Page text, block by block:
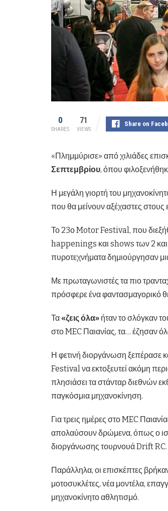
0
SHARES
71
VIEWS
Share on
«Πλημμύρισε» από χιλιάδες
Σεπτεμβρίου, όπου
Η μεγάλη γιορτή του
που θα μείνουν αξέχαστες στους
Το 23ο Motor Festival, που
happenings και shows των 2 και
πυροτεχνήματα δημιούργησαν
Με πρωταγωνιστές τα πιο
πρόσφερε ένα φαντασμαγορικό
Τα «ζεις όλα» ήταν το σλόγκαν
στο MEC Παιανίας, τα… έζησαν
Η φετινή διοργάνωση ξεπέρασε
Festival να εκτοξευτεί ακόμη
πλησιάσει τα στάνταρ διεθνών
παγκόσμια μηχανοκίνηση.
Για τρεις ημέρες στο MEC
απολαύσουν δρώμενα, όπως ο
διοργάνωσης τουρνουά Drift RC.
Παράλληλα, οι επισκέπτες
μοτοσυκλέτες, νέα μοντέλα,
μηχανοκίνητο αθλητισμό.